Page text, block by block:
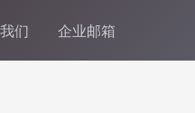
们 企业邮箱